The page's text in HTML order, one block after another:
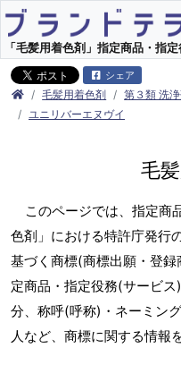
「毛髪用着色剤」指定商品・指
シェア
毛髪用着色剤 第３類 洗
ユニリバーエヌヴイ
毛
このページでは、指定商
色剤」における特許庁発行
基づく商標(商標出願・登
定商品・指定役務(サービ
分、称呼(呼称)・ネーミン
人など、商標に関する情報